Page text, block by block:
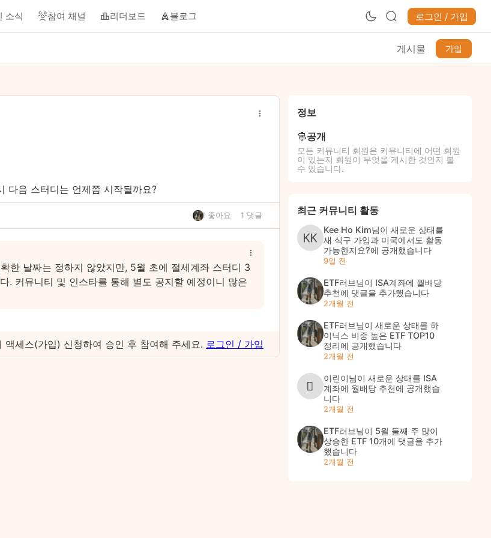
소식 참여 채널 리더보드 블로그 로그인 / 가입
게시물 가입
다음 스터디는 언제쯤 시작될까요?
1 좋아요 1 댓글
한 날짜는 정하지 않았지만, 5월 초에 절세계좌 스터디 3
. 커뮤니티 및 인스타를 통해 별도 공지할 예정이니 많은
액세스(가입) 신청하여 승인 후 참여해 주세요. 로그인 / 가입
정보
공개
모든 커뮤니티 회원은 커뮤니티에 어떤 회원
이 있는지 회원이 무엇을 게시한 것인지 볼
수 있습니다.
최근 커뮤니티 활동
Kee Ho Kim님이 새로운 상태를
새 식구 가입과 미국에서도 활동
가능한지요?에 공개했습니다
9일 전
ETF러브님이 ISA계좌에 월배당
추천에 댓글을 추가했습니다
2개월 전
ETF러브님이 새로운 상태를 하
이닉스 비중 높은 ETF TOP10
정리에 공개했습니다
2개월 전
이린이님이 새로운 상태를 ISA
계좌에 월배당 추천에 공개했습
니다
2개월 전
ETF러브님이 5월 둘째 주 많이
상승한 ETF 10개에 댓글을 추가
했습니다
2개월 전